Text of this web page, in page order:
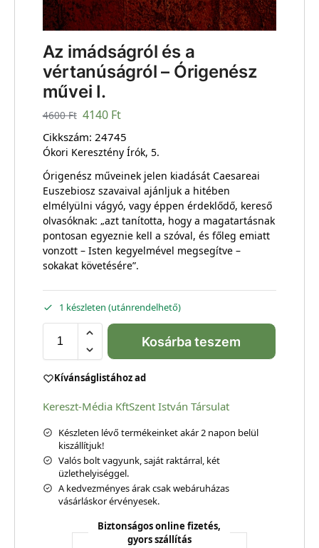
Az imádságról és a
vértanúságról – Órigenész
művei I.
4600Ft 4140 Ft
Cikkszám: 24745
Ókori Keresztény Írók, 5.
Órigenész műveinek jelen kiadását Caesareai
Euszebiosz szavaival ajánljuk a hitében
elmélyülni vágyó, vagy éppen érdeklődő, kereső
olvasóknak: „azt tanította, hogy a magatartásnak
pontosan egyeznie kell a szóval, és főleg emiatt
vonzott – Isten kegyelmével megsegítve –
sokakat követésére”.
1 készleten (utánrendelhető)
Kosárba teszem
Kívánságlistához ad
Kereszt-Média KftSzent István Társulat
Készleten lévő termékeinket akár 2 napon belül
kiszállítjuk!
Valós bolt vagyunk, saját raktárral, két
üzlethelyiséggel.
A kedvezményes árak csak webáruházas
vásárláskor érvényesek.
Biztonságos online fizetés,
gyors szállítás